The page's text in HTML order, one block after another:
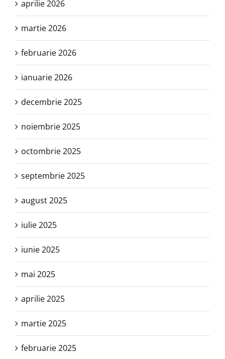
aprilie 2026
martie 2026
februarie 2026
ianuarie 2026
decembrie 2025
noiembrie 2025
octombrie 2025
septembrie 2025
august 2025
iulie 2025
iunie 2025
mai 2025
aprilie 2025
martie 2025
februarie 2025